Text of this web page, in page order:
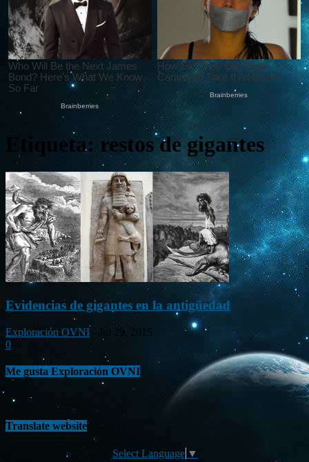
Etiqueta: restos de gigantes
Evidencias de gigantes en la antigüedad
Exploración OVNI -
Jul 29, 2015
0
Me gusta Exploración OVNI
Translate website
Select Language ▼